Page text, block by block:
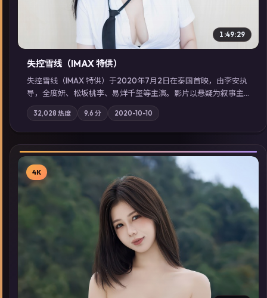
1:49:29
失控雪线（IMAX 特供）
失控雪线（IMAX 特供）于2020年7月2日在泰国首映，由李安执
导，全度妍、松坂桃李、易烊千玺等主演。影片以悬疑为叙事主
轴，旧案重提，真相与谎言在同一条时间线上交锋；摄影与配乐
强化地域气质；站内亦可通过「国产免费观看高清电视剧在线
看」延展检索同类型高分佳作，畅享高清在线追剧体验。
32,028 热度 9.6 分 2020-10-10
▶
4K